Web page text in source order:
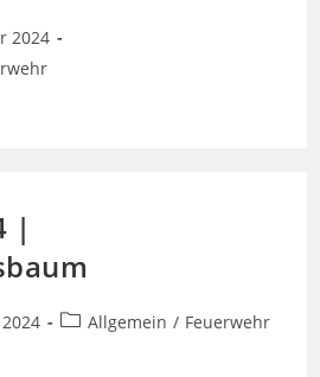
2024
|
Beitrags-
Allgemein / Feuerwehr